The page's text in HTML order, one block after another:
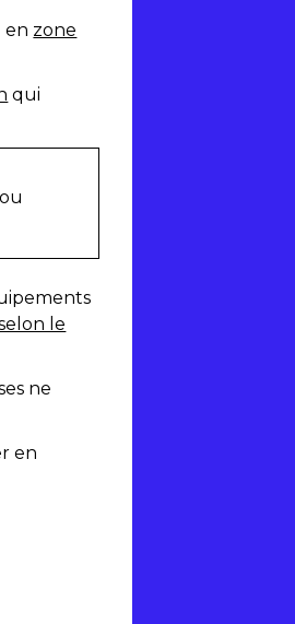
en zone
qui
le
ne
en